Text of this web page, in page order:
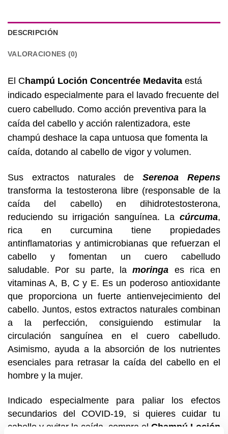
DESCRIPCIÓN
VALORACIONES (0)
El Champú Loción Concentrée Medavita está
indicado especialmente para el lavado frecuente del
cuero cabelludo. Como acción preventiva para la
caída del cabello y acción ralentizadora, este
champú deshace la capa untuosa que fomenta la
caída, dotando al cabello de vigor y volumen.
Sus extractos naturales deSerenoa Repens
transforma la testosterona libre (responsable de la
caída del cabello) en dihidrotestosterona,
reduciendo su irrigación sanguínea. Lacúrcuma,
rica en curcumina tiene propiedades
antinflamatorias y antimicrobianas que refuerzan el
cabello y fomentan un cuero cabelludo
saludable. Por su parte, lamoringa es rica en
vitaminas A, B, C y E. Es un poderoso antioxidante
que proporciona un fuerte antienvejecimiento del
cabello. Juntos, estos extractos naturales combinan
a la perfección, consiguiendo estimular la
circulación sanguínea en el cuero cabelludo.
Asimismo, ayuda a la absorción de los nutrientes
esenciales para retrasar la caída del cabello en el
hombre y la mujer.
Indicado especialmente para paliar los efectos
secundarios del COVID-19, si quieres cuidar tu
cabello y evitar la caída, compra el Champú Loción